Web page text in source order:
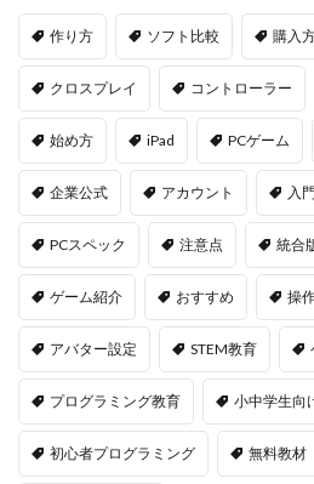
作り方 ソフト比較 購入
クロスプレイ コントローラー
始め方 iPad PCゲーム
企業公式 アカウント 入門
PCスペック 注意点 統合
ゲーム紹介 おすすめ 操
アバター設定 STEM教育
プログラミング教育 小中学生向
初心者プログラミング 無料教材